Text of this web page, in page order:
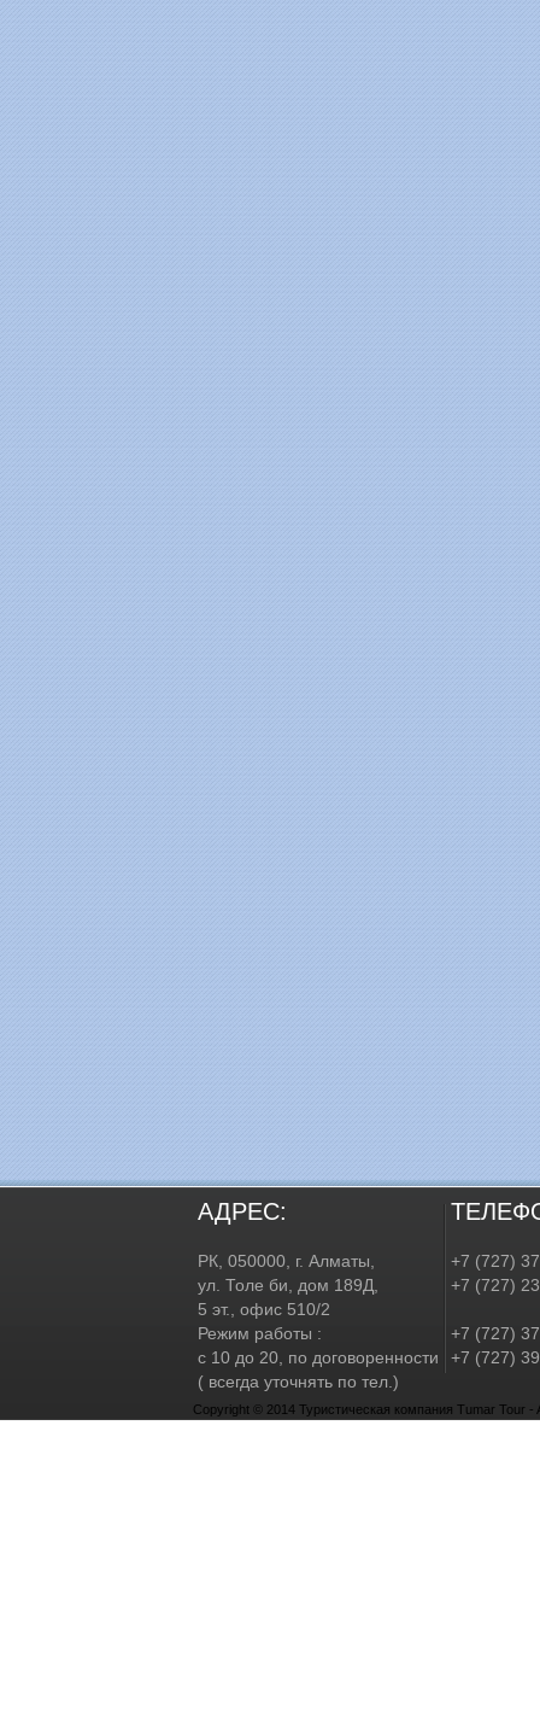
АДРЕС:
РК, 050000, г. Алматы,
ул. Толе би, дом 189Д,
5 эт., офис 510/2
Режим работы :
с 10 до 20, по договоренности
( всегда уточнять по тел.)
+7 (727)
+7 (727)
+7 (727)
+7 (727)
Copyright © 2014 Туристическая компания Tumar Tour -